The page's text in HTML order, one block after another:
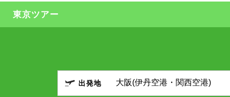
東京ツアー
出発地